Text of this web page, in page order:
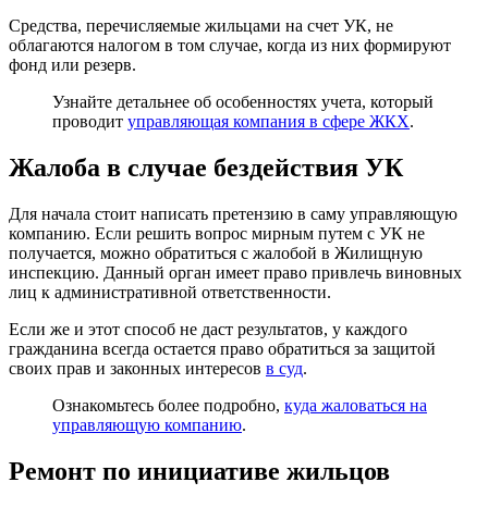
Средства, перечисляемые жильцами на счет УК, не
облагаются налогом в том случае, когда из них формируют
фонд или резерв.
Узнайте детальнее об особенностях учета, который
проводит управляющая компания в сфере ЖКХ.
Жалоба в случае бездействия УК
Для начала стоит написать претензию в саму управляющую
компанию. Если решить вопрос мирным путем с УК не
получается, можно обратиться с жалобой в Жилищную
инспекцию. Данный орган имеет право привлечь виновных
лиц к административной ответственности.
Если же и этот способ не даст результатов, у каждого
гражданина всегда остается право обратиться за защитой
своих прав и законных интересов в суд.
Ознакомьтесь более подробно, куда жаловаться на
управляющую компанию.
Ремонт по инициативе жильцов